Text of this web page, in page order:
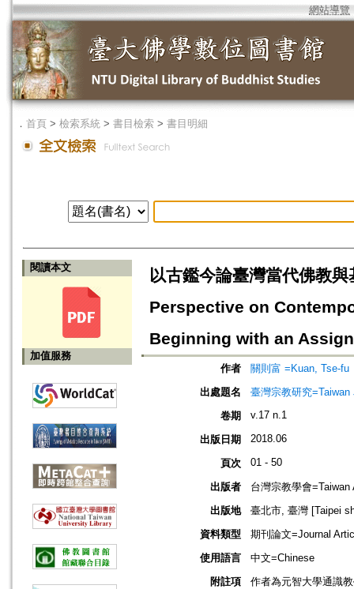
網站導覽
． 首頁 > 檢索系統 > 書目檢索 > 書目明細
閱讀本文
加值服務
以古鑑今論臺灣當代佛教
Perspective on
Beginning with an
作者
關則富 =Kuan, Tse-fu
出處題名
臺灣宗教研究
卷期
v.17 n.1
出版日期 2018.06
頁次 01 - 50
出版者
台灣宗教學會
出版地
臺北市, 臺灣 [Taipei
資料類型
期刊論文=Journal
使用語言
中文=Chinese
附註項
作者為元智大學通識